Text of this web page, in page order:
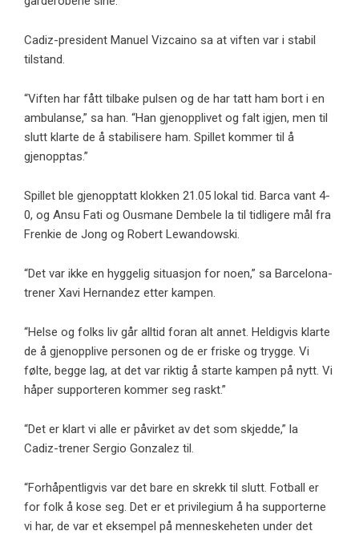
Cadiz-president Manuel Vizcaino sa at viften var i stabil
tilstand.
“Viften har fått tilbake pulsen og de har tatt ham bort i en
ambulanse,” sa han. “Han gjenopplivet og falt igjen, men til
slutt klarte de å stabilisere ham. Spillet kommer til å
gjenopptas.”
Spillet ble gjenopptatt klokken 21.05 lokal tid. Barca vant 4-
0, og Ansu Fati og Ousmane Dembele la til tidligere mål fra
Frenkie de Jong og Robert Lewandowski.
“Det var ikke en hyggelig situasjon for noen,” sa Barcelona-
trener Xavi Hernandez etter kampen.
“Helse og folks liv går alltid foran alt annet. Heldigvis klarte
de å gjenopplive personen og de er friske og trygge. Vi
følte, begge lag, at det var riktig å starte kampen på nytt. Vi
håper supporteren kommer seg raskt.”
“Det er klart vi alle er påvirket av det som skjedde,” la
Cadiz-trener Sergio Gonzalez til.
“Forhåpentligvis var det bare en skrekk til slutt. Fotball er
for folk å kose seg. Det er et privilegium å ha supporterne
vi har, de var et eksempel på menneskeheten under det